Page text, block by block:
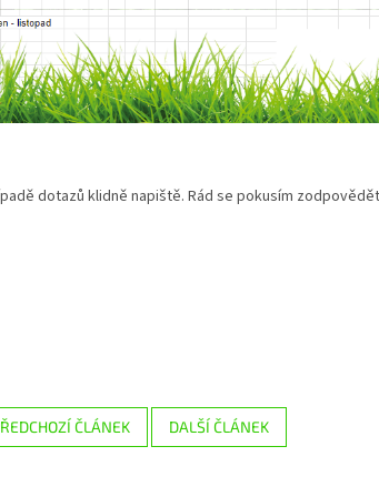
dotazů klidně napiště. Rád se pokusím zodpovědět
ČLÁNEK DALŠÍ ČLÁNEK